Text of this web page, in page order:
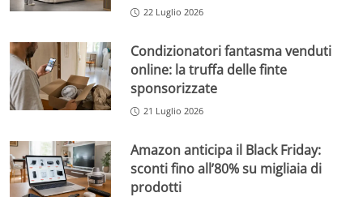
22 Luglio 2026
Condizionatori fantasma venduti
online: la truffa delle finte
sponsorizzate
21 Luglio 2026
Amazon anticipa il Black Friday:
sconti fino all’80% su migliaia di
prodotti